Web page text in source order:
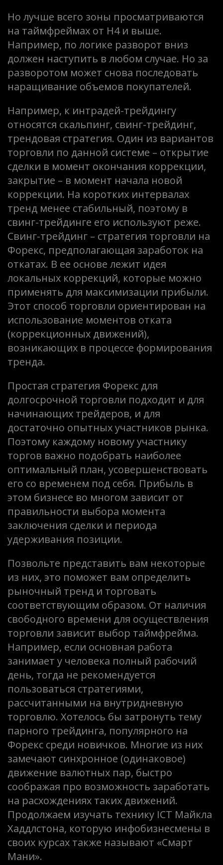
Но лучше всего зоны просматриваются
на таймфреймах от Н4 и выше.
Например, по логике разворот вниз
должен наступить в любом случае. Но за
разворотом может снова последовать
наращивание объемов покупателей.
Например, к интрадей-трейдингу
относятся скальпинг, свинг-трейдинг,
трендовая стратегия. Один из вариантов
торговли по данной системе – открытие
сделки в момент окончания коррекции,
закрытие – в момент начала новой
коррекции. На коротких интервалах
тренд менее стабильный, поэтому в
свинг-трейдинге его используют реже.
Свинг-трейдинг – стратегия торговли на
Форекс, предполагающая заработок на
откатах. В ее основе лежит идея
локальных коррекций, которые можно
применять для максимизации прибыли.
Этот способ торговли ориентирован на
использование моментов отката
(коррекционных движений),
возникающих в процессе формирования
тренда.
Простая стратегия Форекс для
долгосрочной торговли подходит и для
начинающих трейдеров, и для
достаточно опытных участников рынка.
Поэтому каждому новому участнику
торгов важно подобрать наиболее
оптимальный план, усовершенствовать
его со временем под себя. Прибыль в
этом бизнесе во многом зависит от
правильности выбора момента
заключения сделки и периода
удерживания позиции.
Позвольте представить вам некоторые
из них, это поможет вам определить
рыночный тренд и торговать
соответствующим образом. От наличия
свободного времени для осуществления
торговли зависит выбор таймфрейма.
Например, если основная работа
занимает у человека полный рабочий
день, тогда не рекомендуется
пользоваться стратегиями,
рассчитанными на внутридневную
торговлю. Хотелось бы затронуть тему
парного трейдинга, популярного на
Форекс среди новичков. Многие из них
замечают синхронное (одинаковое)
движение валютных пар, быстро
соображая про возможность заработать
на расхождениях таких движений.
Продолжаем изучать технику ICT Майкла
Хаддлстона, которую инфобизнесмены в
своих курсах также называют «Смарт
Мани».